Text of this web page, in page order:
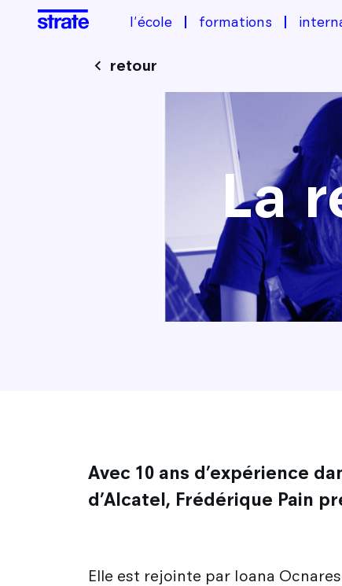
l'école formations
retour
La
Avec 10 ans d’expérience
d’Alcatel, Frédérique Pain
Elle est rejointe par Ioana